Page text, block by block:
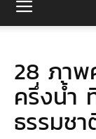
28 ภาพ
ครึ่งน้ำ
ธรรมช